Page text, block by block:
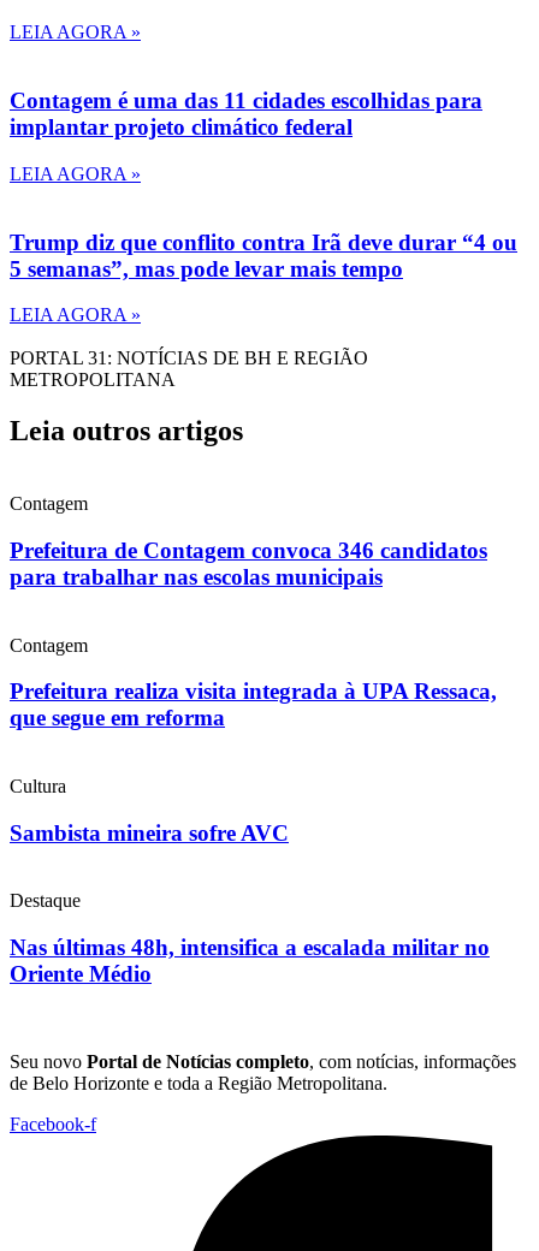
LEIA AGORA »
Contagem é uma das 11 cidades escolhidas para
implantar projeto climático federal
LEIA AGORA »
Trump diz que conflito contra Irã deve durar “4 ou
5 semanas”, mas pode levar mais tempo
LEIA AGORA »
PORTAL 31: NOTÍCIAS DE BH E REGIÃO
METROPOLITANA
Leia outros artigos
Contagem
Prefeitura de Contagem convoca 346 candidatos
para trabalhar nas escolas municipais
Contagem
Prefeitura realiza visita integrada à UPA Ressaca,
que segue em reforma
Cultura
Sambista mineira sofre AVC
Destaque
Nas últimas 48h, intensifica a escalada militar no
Oriente Médio
Seu novo Portal de Notícias completo, com notícias, informações
de Belo Horizonte e toda a Região Metropolitana.
Facebook-f